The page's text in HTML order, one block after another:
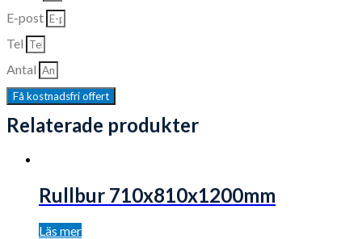
E-post
Tel
Antal
Få kostnadsfri offert
Relaterade produkter
Rullbur 710x810x1200mm
Läs mer